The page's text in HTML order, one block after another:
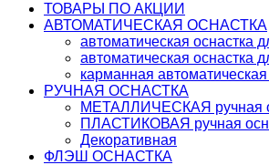
ТОВАРЫ ПО АКЦИИ
АВТОМАТИЧЕСКАЯ ОСНАСТКА
автоматическая оснастка
автоматическая оснастка
карманная автоматическая
РУЧНАЯ ОСНАСТКА
МЕТАЛЛИЧЕСКАЯ ручная
ПЛАСТИКОВАЯ ручная
Декоративная
ФЛЭШ ОСНАСТКА